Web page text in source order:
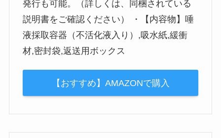
発行も可能。（詳しくは、同梱されている
説明書をご確認ください） ・【内容物】唾
液採取容器（不活化液入り）,吸水紙,緩衝
材,密封袋,返送用ボックス
【おすすめ】AMAZONで購入